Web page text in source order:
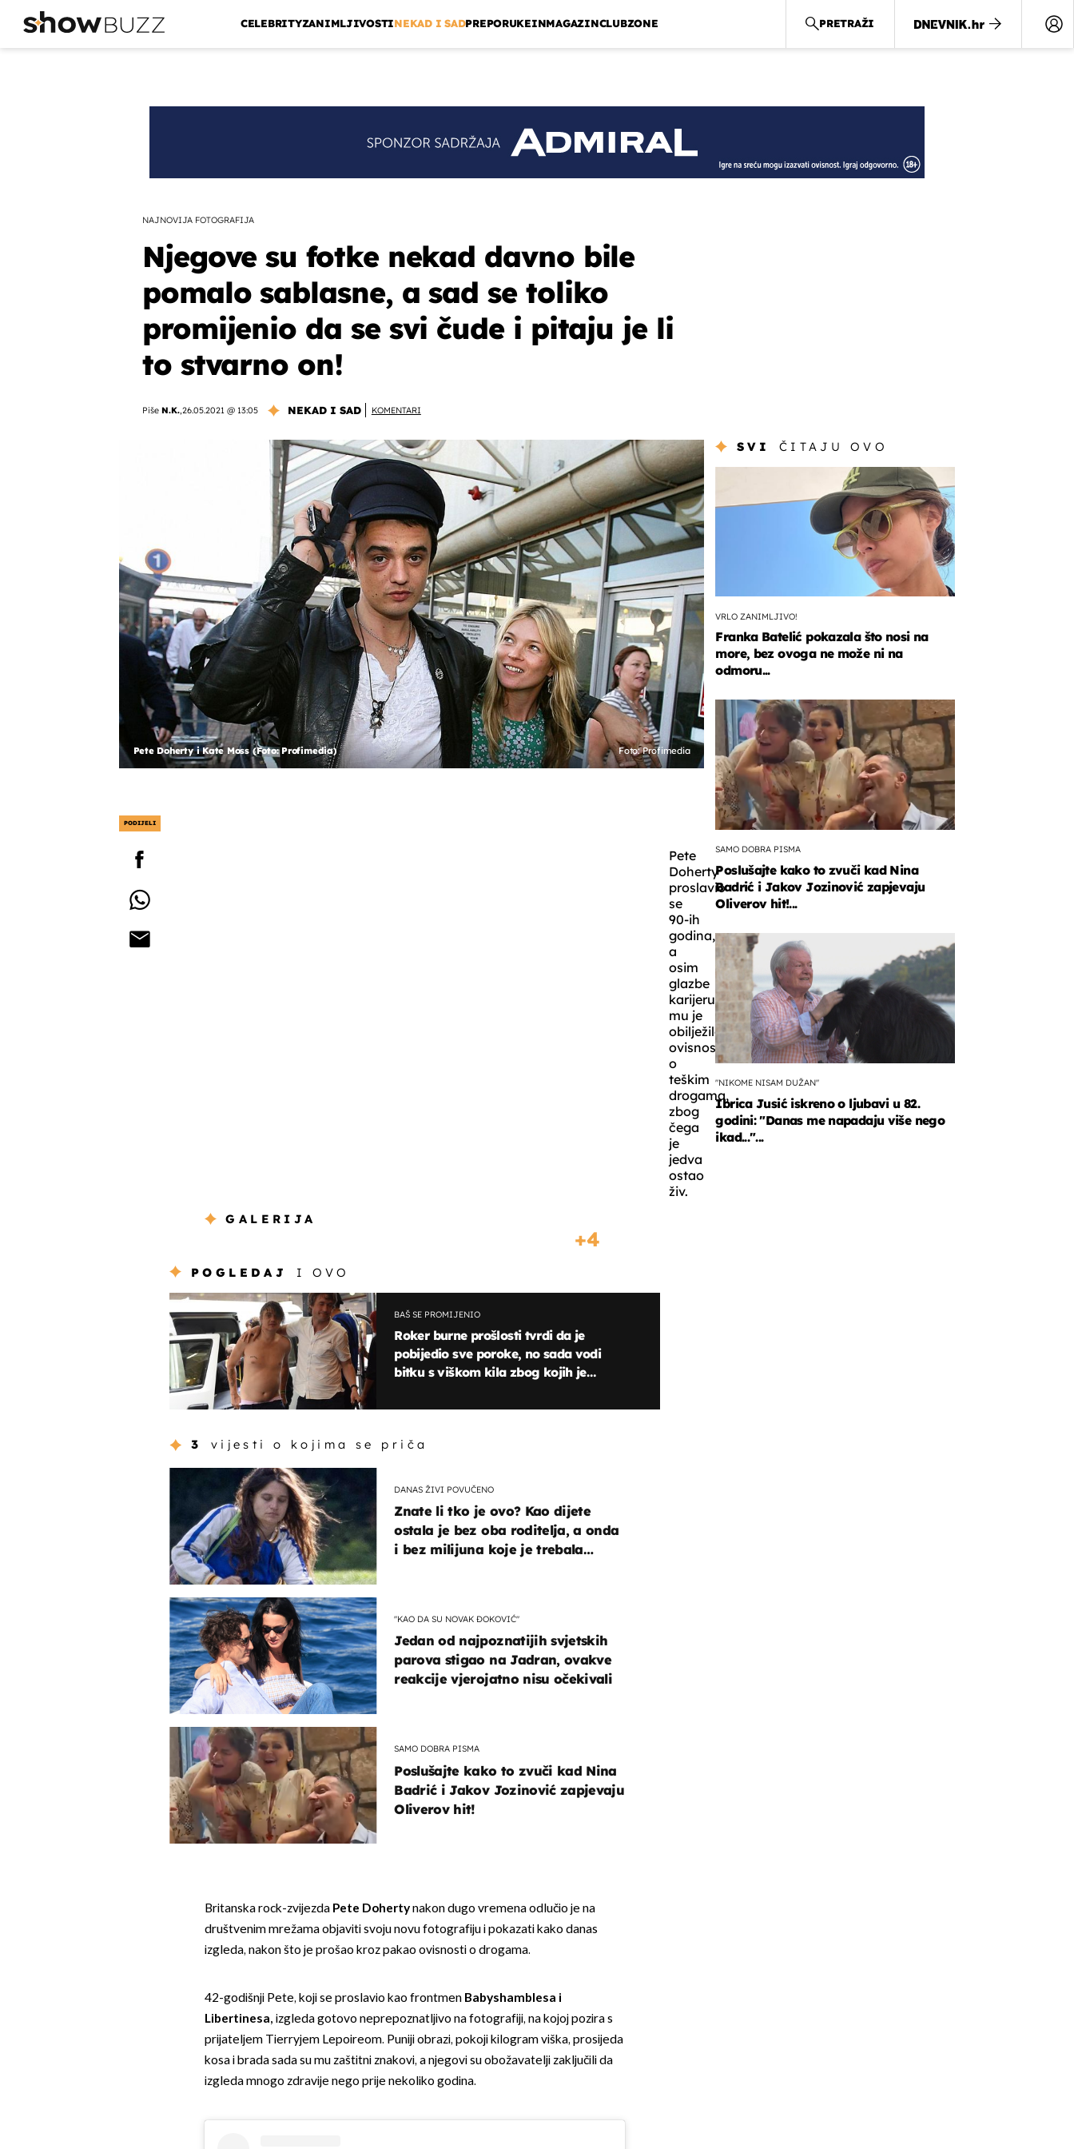
CELEBRITYZANIMLJIVOSTINEKAD I SADPREPORUKEINMAGAZINCLUBZONE PRETRAŽI
NAJNOVIJA FOTOGRAFIJA
Njegove su fotke nekad davno bile
pomalo sablasne, a sad se toliko
promijenio da se svi čude i pitaju je li
to stvarno on!
Piše N.K.,26.05.2021 @ 13:05 NEKAD I SAD KOMENTARI
Pete Doherty i Kate Moss (Foto: Profimedia) Foto: Profimedia
PODIJELI
Pete
Doherty
proslavio
se
90-ih
godina,
a
osim
glazbe
karijeru
mu je
obilježila
ovisnost
o
teškim
drogama,
zbog
čega
je
jedva
ostao
živ.
GALERIJA
4
POGLEDAJ I OVO
BAŠ SE PROMIJENIO
Roker burne prošlosti tvrdi da je
pobijedio sve poroke, no sada vodi
bitku s viškom kila zbog kojih je
3 vijesti o kojima se priča
DANAS ŽIVI POVUČENO
Znate li tko je ovo? Kao dijete
ostala je bez oba roditelja, a onda
i bez milijuna koje je trebala
"KAO DA SU NOVAK ĐOKOVIĆ"
Jedan od najpoznatijih svjetskih
parova stigao na Jadran, ovakve
reakcije vjerojatno nisu očekivali
SAMO DOBRA PISMA
Poslušajte kako to zvuči kad Nina
Badrić i Jakov Jozinović zapjevaju
Oliverov hit!
Britanska rock-zvijezdaPete Dohertynakon dugo vremena odlučio je na
društvenim mrežama objaviti svoju novu fotografiju i pokazati kako danas
izgleda, nakon što je prošao kroz pakao ovisnosti o drogama.
42-godišnji Pete, koji se proslavio kao frontmenBabyshamblesa i
Libertinesa, izgleda gotovo neprepoznatljivo na fotografiji, na kojoj pozira s
prijateljem Tierryjem Lepoireom. Puniji obrazi, pokoji kilogram viška, prosijeda
kosa i brada sada su mu zaštitni znakovi, a njegovi su obožavatelji zaključili da
izgleda mnogo zdravije nego prije nekoliko godina.
SVI ČITAJU OVO
VRLO ZANIMLJIVO!
Franka Batelić pokazala što nosi na
more, bez ovoga ne može ni na
odmoru...
SAMO DOBRA PISMA
Poslušajte kako to zvuči kad Nina
Badrić i Jakov Jozinović zapjevaju
Oliverov hit!...
"NIKOME NISAM DUŽAN"
Ibrica Jusić iskreno o ljubavi u 82.
godini: "Danas me napadaju više nego
ikad..."...
OMOGUĆI OBAVIJESTI